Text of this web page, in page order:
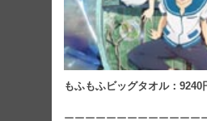
もふもふビッグタオル：9240
ーーーーーーーーーーーーー